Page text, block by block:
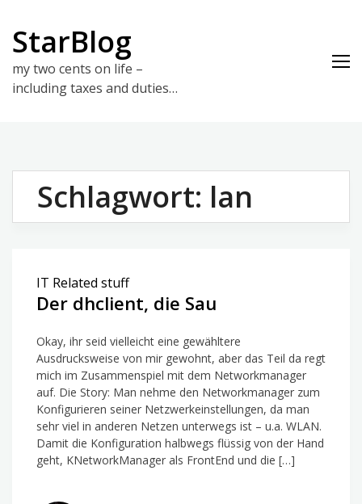
content
StarBlog
my two cents on life –
including taxes and duties…
Schlagwort: lan
IT Related stuff
Der dhclient, die Sau
Okay, ihr seid vielleicht eine gewähltere
Ausdrucksweise von mir gewohnt, aber das Teil da regt
mich im Zusammenspiel mit dem Networkmanager
auf. Die Story: Man nehme den Networkmanager zum
Konfigurieren seiner Netzwerkeinstellungen, da man
sehr viel in anderen Netzen unterwegs ist – u.a. WLAN.
Damit die Konfiguration halbwegs flüssig von der Hand
geht, KNetworkManager als FrontEnd und die […]